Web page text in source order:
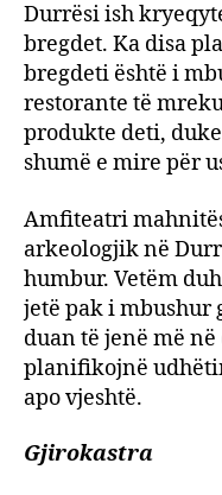
Durrësi ish
bregdet. Ka disa
bregdeti është i
restorante të
produkte deti,
shumë e mire për
Amfiteatri
arkeologjik në
humbur. Vetëm
jetë pak i mbushur
duan të jenë më
planifikojnë
apo vjeshtë.
Gjirokastra